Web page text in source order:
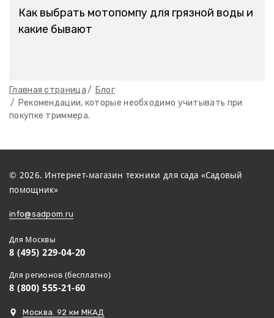
Главная страница
Блог
Рекомендации, которые необходимо учитывать при
покупке триммера.
Как выбрать мотопомпу для грязной воды и
какие бывают
© 2026. Интернет-магазин техники для сада «Садовый
помощник»
info@sadpom.ru
Для Москвы
8 (495) 229-04-20
Для регионов (бесплатно)
8 (800) 555-21-60
Москва. 92 км МКАД